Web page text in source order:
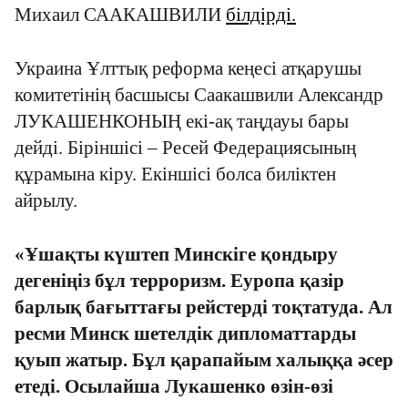
Михаил СААКАШВИЛИ білдірді.
Украина Ұлттық реформа кеңесі атқарушы
комитетінің басшысы Саакашвили Александр
ЛУКАШЕНКОНЫҢ екі-ақ таңдауы бары
дейді. Біріншісі– Ресей Федерациясының
құрамына кіру. Екіншісі болса биліктен
айрылу.
«Ұшақты күштеп Минскіге қондыру
дегеніңіз бұл терроризм. Еуропа қазір
барлық бағыттағы рейстерді тоқтатуда. Ал
ресми Минск шетелдік дипломаттарды
қуып жатыр. Бұл қарапайым халыққа әсер
етеді. Осылайша Лукашенко өзін-өзі